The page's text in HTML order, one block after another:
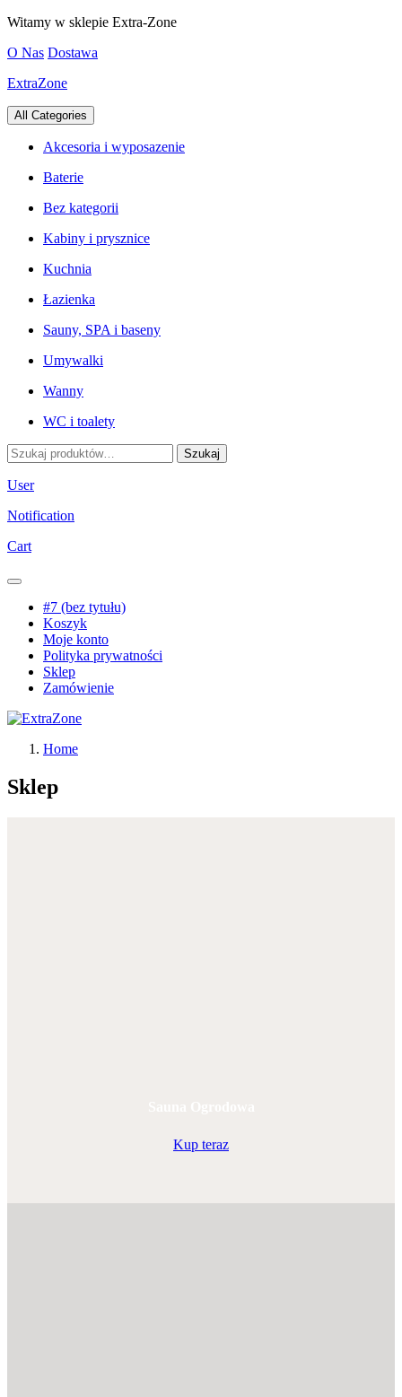
Skip
content
Witamy w sklepie Extra-Zone
O Nas Dostawa
ExtraZone
All Categories
Akcesoria i wyposazenie
Baterie
Bez kategorii
Kabiny i prysznice
Kuchnia
Łazienka
Sauny, SPA i baseny
Umywalki
Wanny
WC i toalety
Szukaj:
Szukaj
User
Notification
Cart
#7 (bez tytułu)
Koszyk
Moje konto
Polityka prywatności
Sklep
Zamówienie
Home
Sklep
Kup teraz